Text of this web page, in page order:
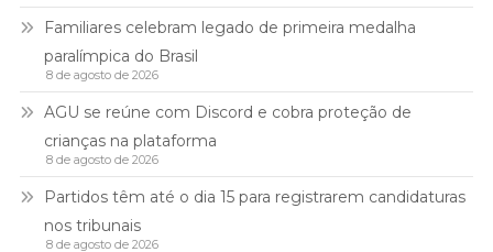
Familiares celebram legado de primeira medalha
paralímpica do Brasil
8 de agosto de 2026
AGU se reúne com Discord e cobra proteção de
crianças na plataforma
8 de agosto de 2026
Partidos têm até o dia 15 para registrarem candidaturas
nos tribunais
8 de agosto de 2026